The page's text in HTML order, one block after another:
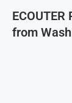
ECOUTER
from